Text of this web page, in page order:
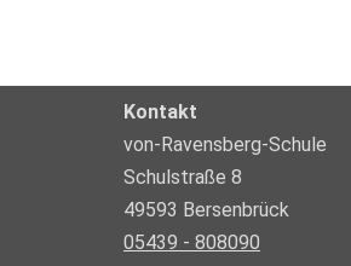
Kontakt
von-Ravensberg-Schule
Schulstraße 8
49593 Bersenbrück
05439 - 808090